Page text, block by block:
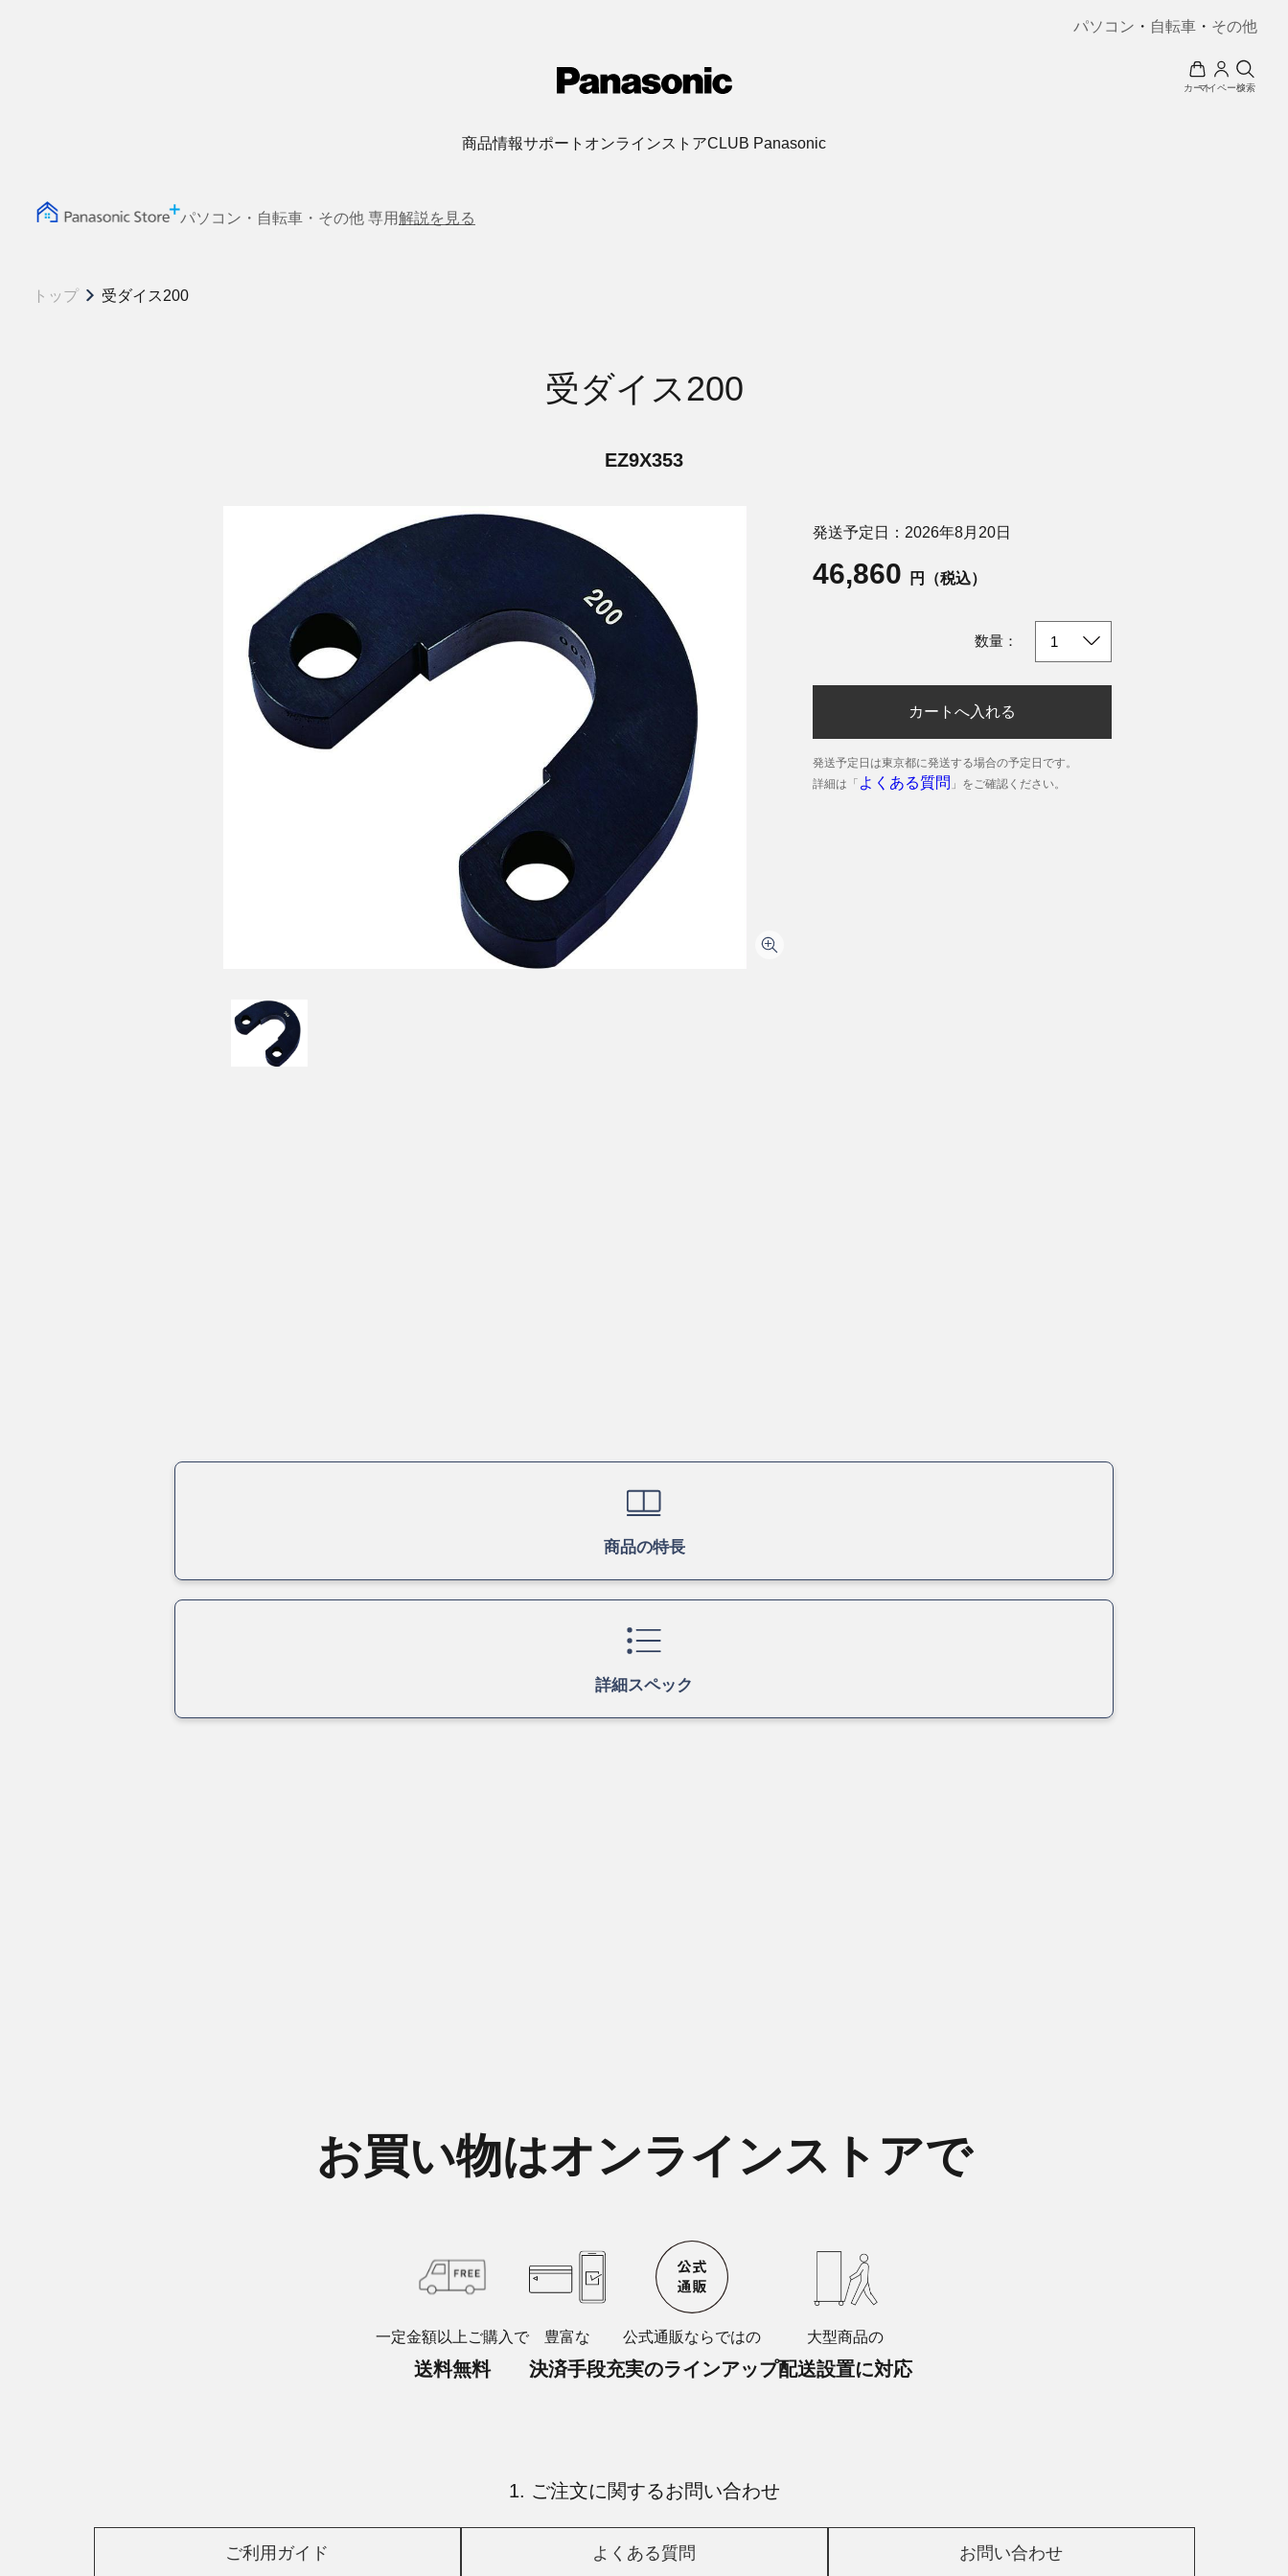
パソコン ・ 自転車 ・ その他
カートマイページ検索
商品情報サポート オンラインストアCLUB Panasonic
パソコン・自転車・その他 専用解説を見る
トップ 受ダイス200
受ダイス200
EZ9X353
発送予定日：2026年8月20日
46,860 円（税込）
数量：
カートへ入れる
発送予定日は東京都に発送する場合の予定日です。
詳細は「 よくある質問 」をご確認ください。
商品の特長
詳細スペック
お買い物はオンラインストアで
一定金額以上ご購入で
送料無料
豊富な
決済手段
公式通販ならではの
充実のラインアップ
大型商品の
配送設置に対応
1. ご注文に関するお問い合わせ
ご利用ガイド よくある質問 お問い合わせ